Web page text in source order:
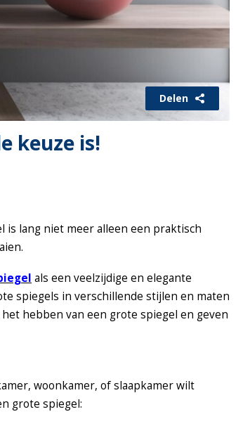
Delen
keuze is!
is lang niet meer alleen een praktisch
als een veelzijdige en elegante
spiegels in verschillende stijlen en maten
hebben van een grote spiegel en geven
woonkamer, of slaapkamer wilt
grote spiegel: